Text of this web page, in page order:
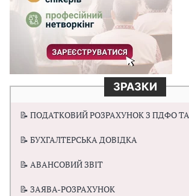
ЗРАЗКИ
📝 ПОДАТКОВИЙ РОЗРАХУНОК З ПДФО
📝 БУХГАЛТЕРСЬКА ДОВІДКА
📝 АВАНСОВИЙ ЗВІТ
📝 ЗАЯВА-РОЗРАХУНОК